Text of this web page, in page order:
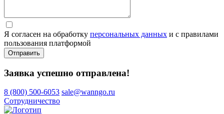
Я согласен на обработку персональных данных и с правилами
пользования платформой
Отправить
Заявка успешно отправлена!
8 (800) 500-6053 sale@wanngo.ru
Сотрудничество